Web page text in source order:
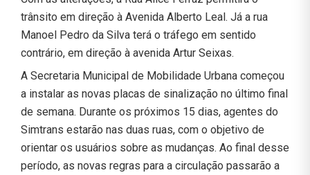
trânsito em direção à Avenida Alberto Leal. Já a rua
Manoel Pedro da Silva terá o tráfego em sentido
contrário, em direção à avenida Artur Seixas.
A Secretaria Municipal de Mobilidade Urbana começou
a instalar as novas placas de sinalização no último final
de semana. Durante os próximos 15 dias, agentes do
Simtrans estarão nas duas ruas, com o objetivo de
orientar os usuários sobre as mudanças. Ao final desse
período, as novas regras para a circulação passarão a